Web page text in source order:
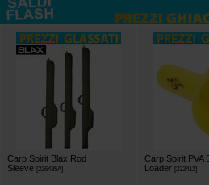
Carp Spirit Blax Rod
Sleeve [226435A]
Carp Spirit PVA
Loader [232412]